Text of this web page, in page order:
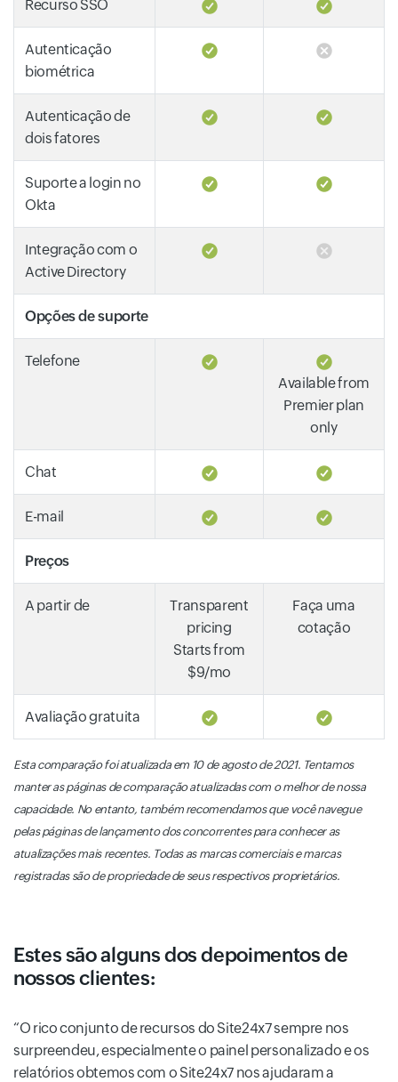
Recurso SSO
Autenticação
biométrica
Autenticação de
dois fatores
Suporte a login no
Okta
Integração com o
Active Directory
Opções de suporte
Telefone
Available from
Premier plan
only
Chat
E-mail
Preços
A partir de
Transparent
pricing
Starts from
$9/mo
Faça uma
cotação
Avaliação gratuita
Esta comparação foi atualizada em 10 de agosto de 2021. Tentamos
manter as páginas de comparação atualizadas com o melhor de nossa
capacidade. No entanto, também recomendamos que você navegue
pelas páginas de lançamento dos concorrentes para conhecer as
atualizações mais recentes. Todas as marcas comerciais e marcas
registradas são de propriedade de seus respectivos proprietários.
Estes são alguns dos depoimentos de
nossos clientes:
O rico conjunto de recursos do Site24x7 sempre nos
surpreendeu, especialmente o painel personalizado e os
relatórios obtemos com o Site24x7 nos ajudaram a